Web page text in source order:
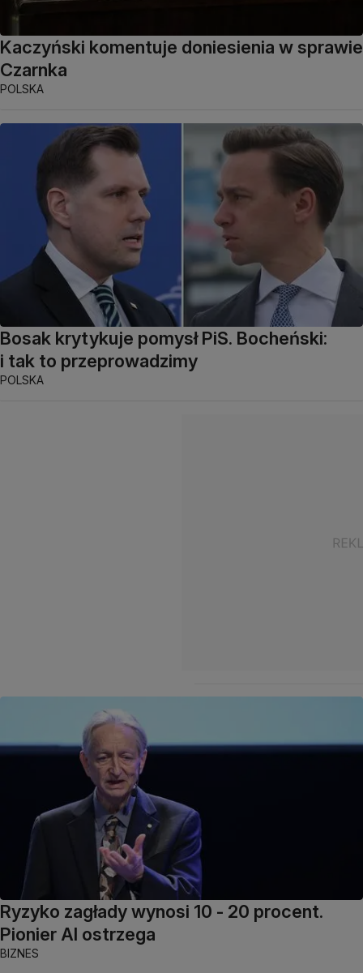
Kaczyński komentuje doniesienia w sprawie
Czarnka
POLSKA
Bosak krytykuje pomysł PiS. Bocheński:
i tak to przeprowadzimy
POLSKA
Ryzyko zagłady wynosi 10 - 20 procent.
Pionier AI ostrzega
BIZNES